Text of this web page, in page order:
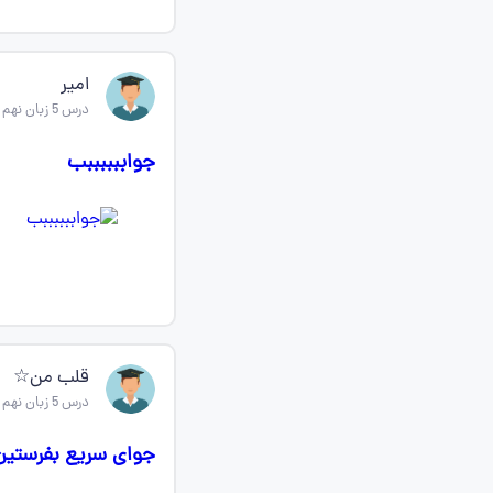
امیر
درس 5 زبان نهم
جواببببببب
قلب من☆
درس 5 زبان نهم
جوای سریع